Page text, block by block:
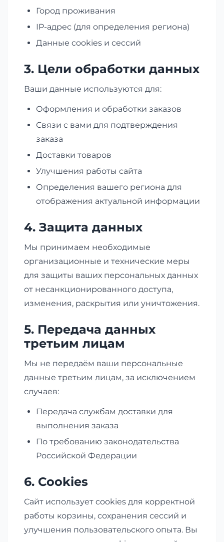
Город проживания
IP-адрес (для определения региона)
Данные cookies и сессий
3. Цели обработки данных
Ваши данные используются для:
Оформления и обработки заказов
Связи с вами для подтверждения
заказа
Доставки товаров
Улучшения работы сайта
Определения вашего региона для
отображения актуальной информации
4. Защита данных
Мы принимаем необходимые
организационные и технические меры
для защиты ваших персональных данных
от несанкционированного доступа,
изменения, раскрытия или уничтожения.
5. Передача данных
третьим лицам
Мы не передаём ваши персональные
данные третьим лицам, за исключением
случаев:
Передача службам доставки для
выполнения заказа
По требованию законодательства
Российской Федерации
6. Cookies
Сайт использует cookies для корректной
работы корзины, сохранения сессий и
улучшения пользовательского опыта. Вы